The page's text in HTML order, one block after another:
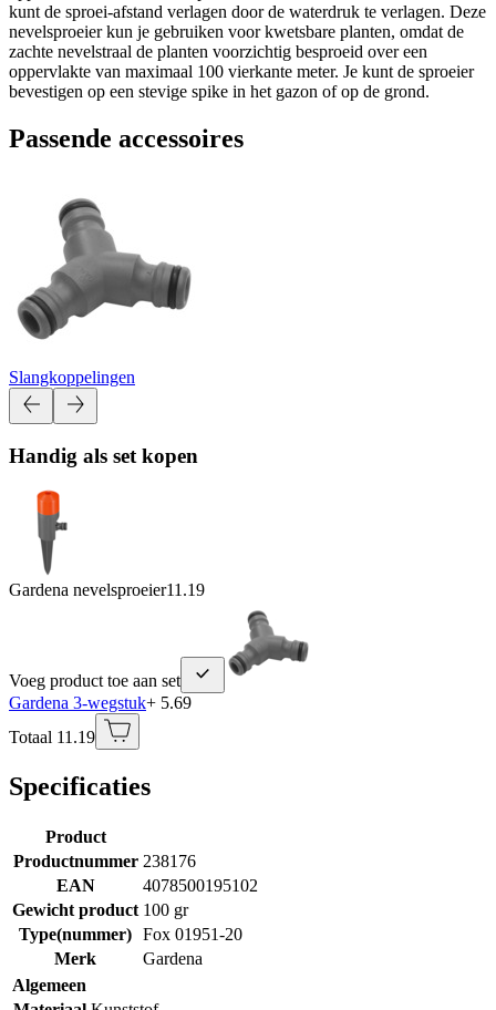
kunt de sproei-afstand verlagen door de waterdruk te verlagen. Deze
nevelsproeier kun je gebruiken voor kwetsbare planten, omdat de
zachte nevelstraal de planten voorzichtig besproeid over een
oppervlakte van maximaal 100 vierkante meter. Je kunt de sproeier
bevestigen op een stevige spike in het gazon of op de grond.
Passende accessoires
Slangkoppelingen
Handig als set kopen
Gardena nevelsproeier11.19
Voeg product toe aan set
Gardena 3-wegstuk+ 5.69
Totaal 11.19
Specificaties
Product
Productnummer 238176
EAN
4078500195102
Gewicht product 100 gr
Type(nummer) Fox 01951-20
Merk
Gardena
Algemeen